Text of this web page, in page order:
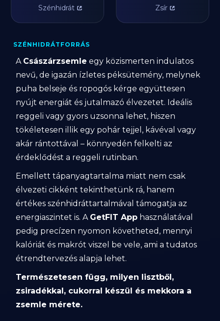
Szénhidrát Zsír
SZÉNHIDRÁTFORRÁS
A Császárzsemle egy közismerten indulatos
nevű, de igazán ízletes péksütemény, melynek
puha belseje és ropogós kérge együttesen
nyújt energiát és jutalmazó élvezetet. Ideális
reggeli vagy gyors uzsonna lehet, hiszen
tökéletesen illik egy pohár tejjel, kávéval vagy
akár rántottával – könnyedén felkelti az
érdeklődést a reggeli rutinban.
Emellett tápanyagtartalma miatt nem csak
élvezeti cikként tekinthetünk rá, hanem
értékes szénhidráttartalmával támogatja az
energiaszintet is. A GetFIT App használatával
pedig precízen nyomon követheted, mennyi
kalóriát és makrót viszel be vele, ami a tudatos
étrendtervezés alapja lehet.
Természetesen függ, milyen lisztből,
zsiradékkal, cukorral készül és mekkora a
zsemle mérete.